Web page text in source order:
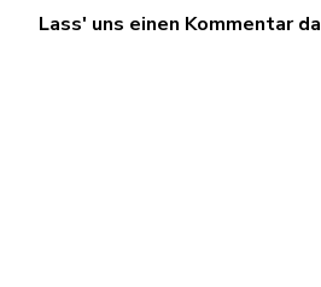
Lass' uns einen Kommentar da